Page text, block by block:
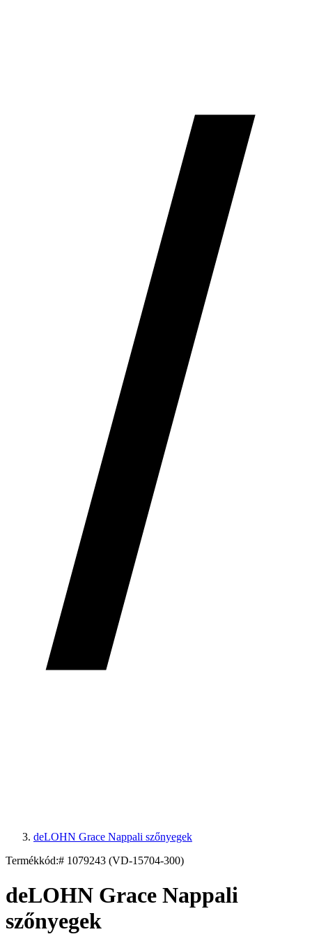
deLOHN Grace Nappali szőnyegek
Termékkód:# 1079243 (VD-15704-300)
deLOHN Grace Nappali
szőnyegek